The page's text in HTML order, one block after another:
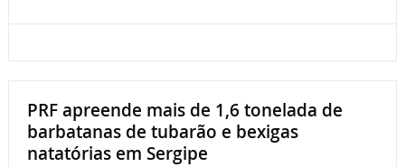
PRF apreende mais de 1,6 tonelada de
barbatanas de tubarão e bexigas
natatórias em Sergipe